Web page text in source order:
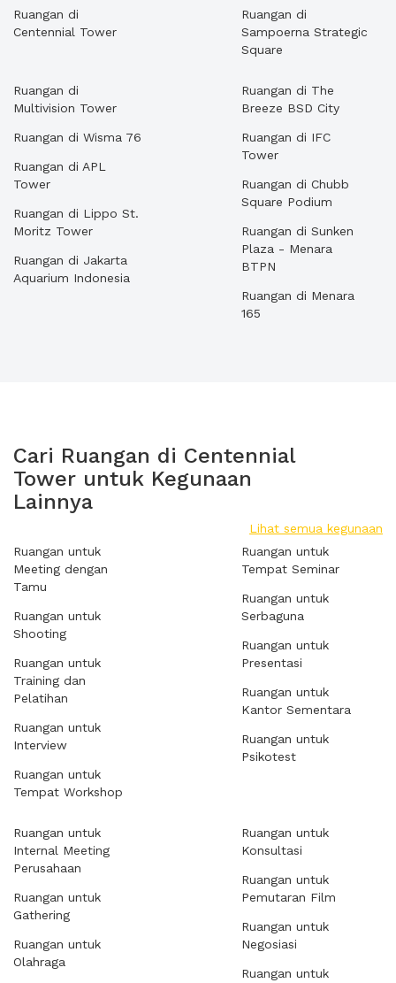
Ruangan di
Centennial Tower
Ruangan di
Sampoerna Strategic
Square
Ruangan di
Multivision Tower
Ruangan di Wisma 76
Ruangan di APL
Tower
Ruangan di Lippo St.
Moritz Tower
Ruangan di Jakarta
Aquarium Indonesia
Ruangan di The
Breeze BSD City
Ruangan di IFC
Tower
Ruangan di Chubb
Square Podium
Ruangan di Sunken
Plaza - Menara
BTPN
Ruangan di Menara
165
Cari Ruangan di Centennial
Tower untuk Kegunaan
Lainnya
Lihat semua kegunaan
Ruangan untuk
Meeting dengan
Tamu
Ruangan untuk
Shooting
Ruangan untuk
Training dan
Pelatihan
Ruangan untuk
Interview
Ruangan untuk
Tempat Workshop
Ruangan untuk
Tempat Seminar
Ruangan untuk
Serbaguna
Ruangan untuk
Presentasi
Ruangan untuk
Kantor Sementara
Ruangan untuk
Psikotest
Ruangan untuk
Internal Meeting
Perusahaan
Ruangan untuk
Gathering
Ruangan untuk
Olahraga
Ruangan untuk
Konsultasi
Ruangan untuk
Pemutaran Film
Ruangan untuk
Negosiasi
Ruangan untuk